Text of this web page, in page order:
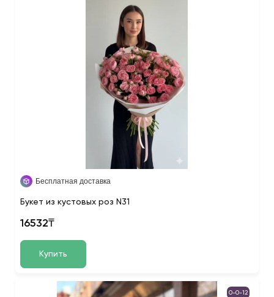
Бесплатная доставка
Букет из кустовых роз N31
16532₸
Купить
0-0-12